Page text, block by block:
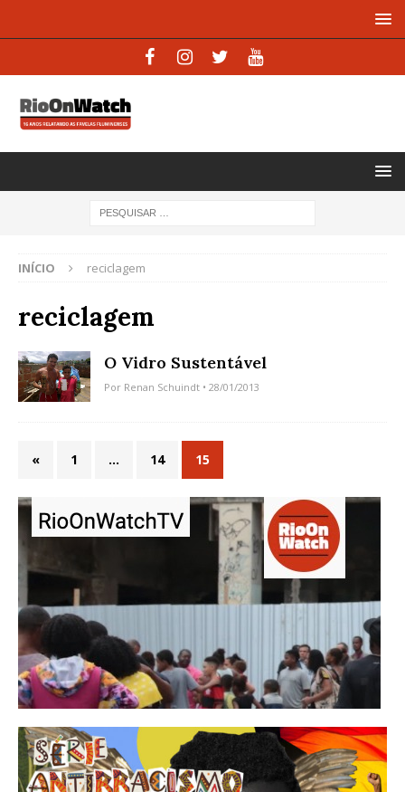
INÍCIO reciclagem
reciclagem
O Vidro Sustentável
Por Renan Schuindt • 28/01/2013
« 1 … 14 15